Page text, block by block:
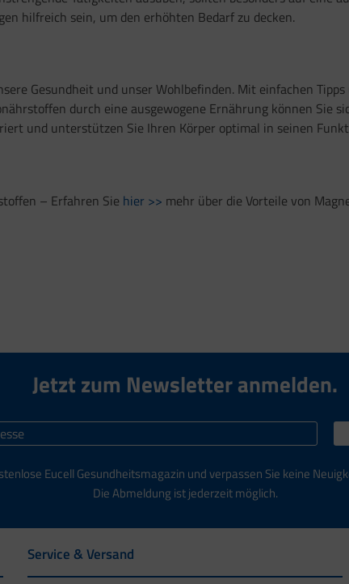
hilfreich sein, um den erhöhten Bedarf zu decken.
Gesundheit und unser Wohlbefinden. Mit einfachen
durch eine ausgewogene Ernährung können Sie
und unterstützen Sie Ihren Körper optimal in seinen
– Erfahren Sie hier >> mehr über die Vorteile von
Jetzt zum Newsletter anmelden.
Eucell Gesundheitsmagazin und verpassen Sie keine
Die Abmeldung ist jederzeit möglich.
Service & Versand